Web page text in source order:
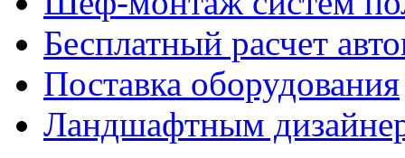
Бесплатный расчет
Поставка оборудования
Ландшафтным